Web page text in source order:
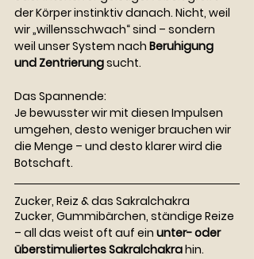
der Körper instinktiv danach. Nicht, weil
wir „willensschwach“ sind – sondern
weil unser System nach Beruhigung
und Zentrierung sucht.
Das Spannende:
Je bewusster wir mit diesen Impulsen
umgehen, desto weniger brauchen wir
die Menge – und desto klarer wird die
Botschaft.
Zucker, Reiz & das Sakralchakra
Zucker, Gummibärchen, ständige Reize
– all das weist oft auf ein unter- oder
überstimuliertes Sakralchakra hin.